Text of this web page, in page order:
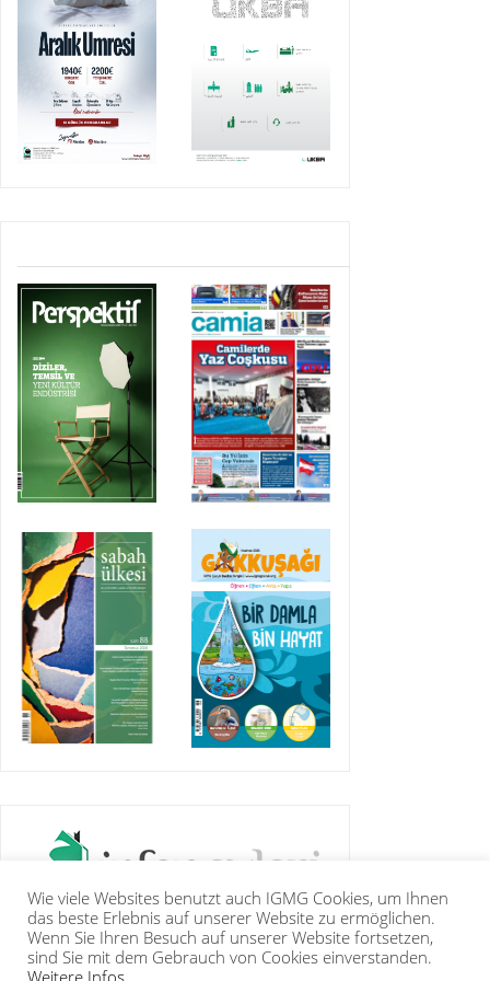
Wie viele Websites benutzt auch IGMG Cookies, um Ihnen
das beste Erlebnis auf unserer Website zu ermöglichen.
Wenn Sie Ihren Besuch auf unserer Website fortsetzen,
sind Sie mit dem Gebrauch von Cookies einverstanden.
Weitere Infos